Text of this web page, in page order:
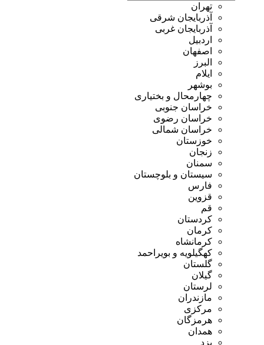
تهران
آذربایجان شرقی
آذربایجان غربی
اردبیل
اصفهان
البرز
ایلام
بوشهر
چهارمحال و بختیاری
خراسان جنوبی
خراسان رضوی
خراسان شمالی
خوزستان
زنجان
سمنان
سیستان و بلوچستان
فارس
قزوین
قم
کردستان
کرمان
کرمانشاه
کهگیلویه و بویراحمد
گلستان
گیلان
لرستان
مازندران
مرکزی
هرمزگان
همدان
یزد